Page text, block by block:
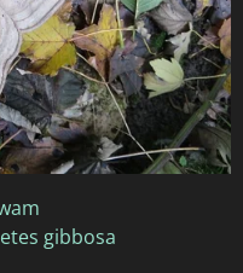
gibbosa